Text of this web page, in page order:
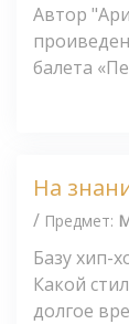
Автор
балета
На
/ Предмет:
Базу хип-
Какой
долгое